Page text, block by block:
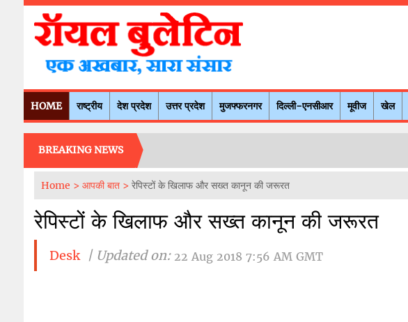
HOME राष्ट्रीय देश प्रदेश उत्तर प्रदेश मुजफ्फरनगर दिल्ली-एनसीआर मूवीज खेल
BREAKING NEWS
Home > आपकी बात > रेपिस्टों के खिलाफ और सख्त कानून की जरूरत
रेपिस्टों के खिलाफ और सख्त कानून की जरूरत
Desk | Updated on: 22 Aug 2018 7:56 AM GMT